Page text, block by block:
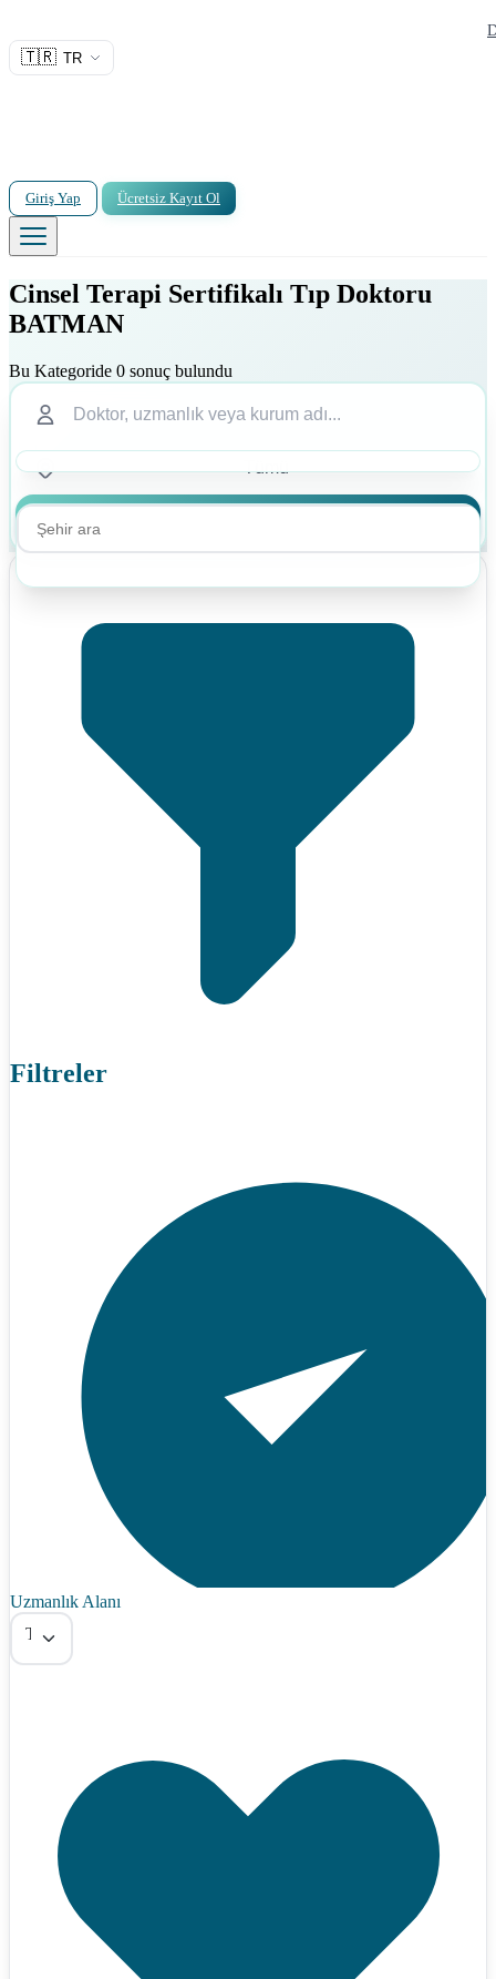
🇹🇷 TR
Giriş Yap Ücretsiz Kayıt Ol
Cinsel Terapi Sertifikalı Tıp Doktoru
BATMAN
Bu Kategoride 0 sonuç bulundu
Filtreler
Uzmanlık Alanı
Tümü